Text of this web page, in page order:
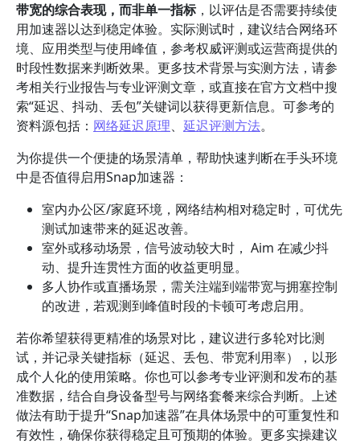
带宽的综合表现，而非单一指标，以评估是否需要持续使
用加速器以达到稳定体验。实际测试时，建议结合网络环
境、应用类型与使用峰值，参考权威评测或运营商提供的
时段性数据来判断效果。更多技术背景与实测方法，请参
考相关行业报告与专业评测文章，或直接在官方文档中搜
索“延迟、抖动、丢包”关键词以获得更新信息。可参考的
资料源包括： 网络延迟原理、 延迟评测方法。
为你提供一个便捷的场景清单，帮助快速判断在手头环境
中是否值得启用Snap加速器：
室内办公区/家庭环境，网络结构相对稳定时，可优先
测试加速带来的延迟改善。
室外或移动场景，信号波动较大时， Aim 在减少抖
动、提升连贯性方面的收益更明显。
多人协作或直播场景，需关注端到端带宽与拥塞控制
的改进，若观测到峰值时段的卡顿可考虑启用。
若你希望获得更精准的场景对比，建议进行多轮对比测
试，并记录关键指标（延迟、丢包、带宽利用率），以形
成个人化的使用策略。你也可以参考专业评测和发布的基
准数据，结合自身设备型号与网络套餐来综合判断。上述
做法有助于提升“Snap加速器”在具体场景中的可重复性和
有效性，确保你获得稳定且可预期的体验。更多实操建议